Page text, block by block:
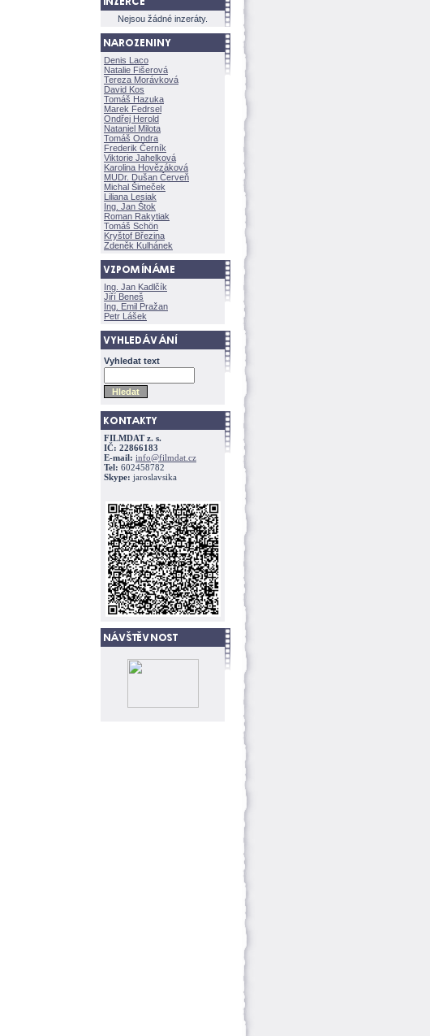
Nejsou žádné inzeráty.
Denis Laco
Natalie Fišerov
Tereza Morávkov
David Kos
Tomáš Hazuka
Marek Fedrsel
Ondřej Herold
Nataniel Milota
Tomáš Ondra
Frederik Černík
Viktorie Jahelkov
Karolina Hovězákov
MUDr. Dušan Červeň
Michal Šimeček
Liliana Lesiak
Ing. Jan Štok
Roman Rakytiak
Tomáš Schön
Kryštof Březina
Zdeněk Kulhánek
Ing. Jan Kadlčík
Jiří Bene
Ing. Emil Pražan
Petr Lášek
Vyhledat text
FILMDAT z. s.
IČ: 22866183
E-mail: info@filmdat.cz
Tel: 602458782
Skype: jaroslavsika